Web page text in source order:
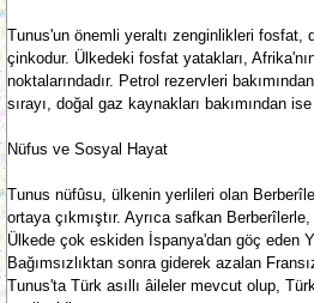
Tunus'un önemli yeraltı zenginlikleri fosfat,
çinkodur. Ülkedeki fosfat yatakları,
noktalarındadır. Petrol rezervleri
sırayı, doğal gaz kaynakları bakımından ise
Nüfus ve Sosyal Hayat
Tunus nüfûsu, ülkenin yerlileri olan
ortaya çıkmıştır. Ayrıca safkan
Ülkede çok eskiden İspanya'dan göç eden
Bağımsızlıktan sonra giderek azalan
Tunus'ta Türk asıllı âileler mevcut olup,